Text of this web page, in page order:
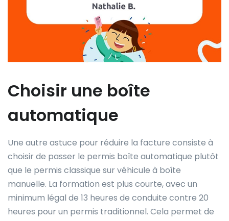
Choisir une boîte
automatique
Une autre astuce pour réduire la facture consiste à
choisir de passer le permis boîte automatique plutôt
que le permis classique sur véhicule à boîte
manuelle. La formation est plus courte, avec un
minimum légal de 13 heures de conduite contre 20
heures pour un permis traditionnel. Cela permet de